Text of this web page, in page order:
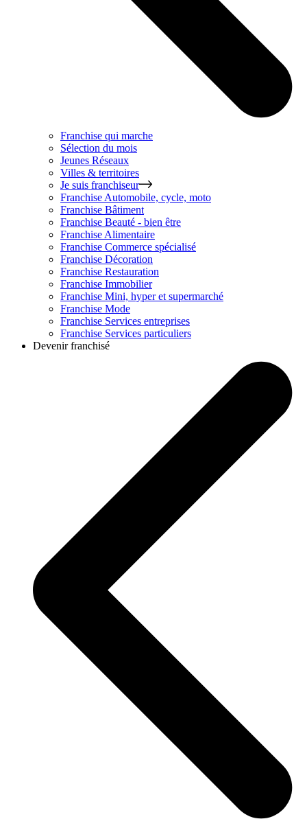
Franchise qui marche
Sélection du mois
Jeunes Réseaux
Villes & territoires
Je suis franchiseur
Franchise Automobile, cycle, moto
Franchise Bâtiment
Franchise Beauté - bien être
Franchise Alimentaire
Franchise Commerce spécialisé
Franchise Décoration
Franchise Restauration
Franchise Immobilier
Franchise Mini, hyper et supermarché
Franchise Mode
Franchise Services entreprises
Franchise Services particuliers
Devenir franchisé